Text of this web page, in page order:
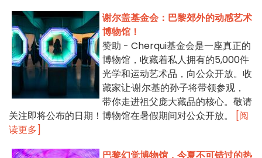
谢尔盖基金会：巴黎郊外的动感艺术
博物馆！
赞助 - Cherqui基金会是一座真正的
博物馆，收藏着私人拥有的5,000件
光学和运动艺术品，向公众开放。收
藏家让·谢尔基的孙子将带领参观，
带你走进祖父庞大藏品的核心。敬请
关注即将公布的日期！博物馆在暑假期间对公众开放。
[阅
读更多]